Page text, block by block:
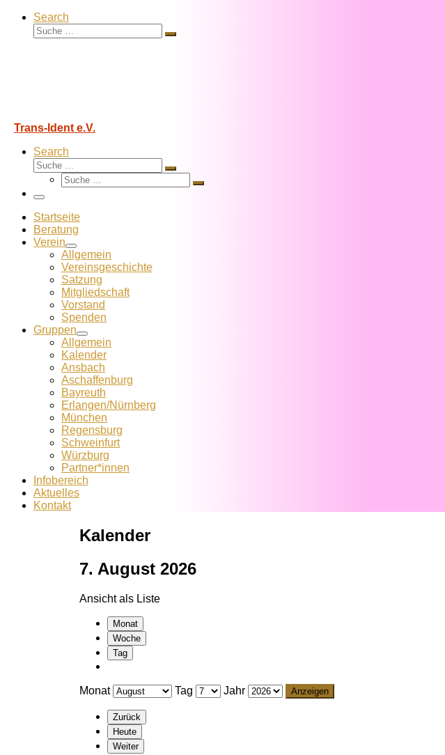
Search
Suche
Suche
Trans-Ident e.V.
Search
Suche
Suche
Suche
Suche
Menü
Startseite
Beratung
Verein
Allgemein
Vereins­geschichte
Satzung
Mitglied­schaft
Vorstand
Spenden
Gruppen
Allgemein
Kalender
Ansbach
Aschaffenburg
Bayreuth
Erlangen/Nürnberg
München
Regensburg
Schweinfurt
Würzburg
Partner*innen
Infobereich
Aktuelles
Kontakt
Kalender
7. August 2026
Ansicht als Liste
Monat
Woche
Tag
Monat Tag Jahr
Zurück
Heute
Weiter